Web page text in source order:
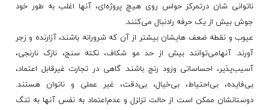
ناتوانی‌ شان‌ درتمرکز حواس‌ روی‌ هیچ‌ پروژه‌ای‌، آنها اغلب‌ به‌ طور خود
جوش‌ بیش‌ از یک‌ حرفه‌ رادنبال‌ می‌کنند.
عیوب‌ و نقطه‌ ضعف‌ هایشان‌ بیشتر از آن‌ که‌ شرورانه‌ باشند، آزارنده‌ و زجر
آورند. آنهامی‌توانند بیش‌ از حد مو شکاف‌، نکته‌ سنج‌، نازک‌ نارنجی‌،
آسیب‌پذیر، احساساتی‌ وزود رنج‌ باشند. گاهی‌ در تجارت‌ غیرقابل‌ اعتماد،
بی‌فایده‌، بی‌احتیاط، بی‌خیال‌، بی‌دقت‌، غیر عملی‌ و ناتوان‌ هستند.
دوستانشان‌ ممکن‌ است‌ از حالت‌ تزلزل‌ و عدم‌اعتماد به‌ نفس‌ آنها به‌ تنگ‌